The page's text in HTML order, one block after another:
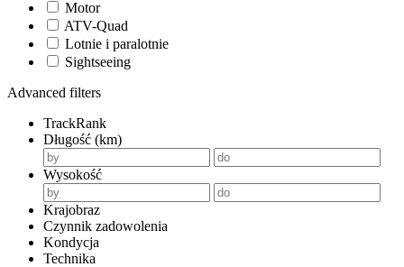
Motor
ATV-Quad
Lotnie i paralotnie
Sightseeing
Advanced filters
TrackRank
Długość (km)
Wysokość
Krajobraz
Czynnik zadowolenia
Kondycja
Technika